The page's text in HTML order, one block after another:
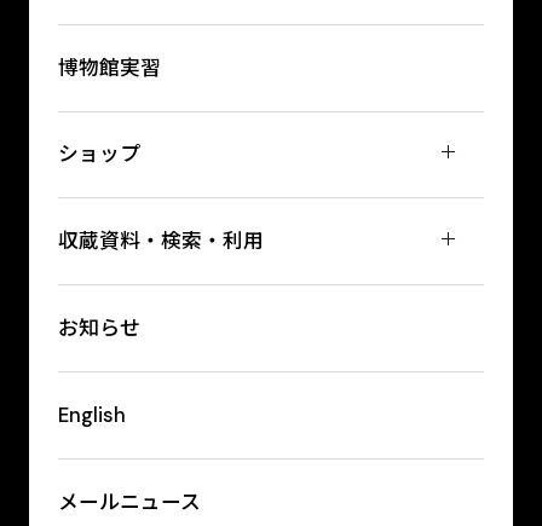
博物館実習
ショップ
収蔵資料・検索・利用
お知らせ
English
メールニュース